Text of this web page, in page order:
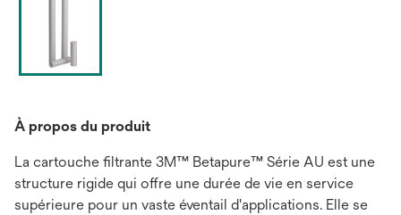
À propos du produit
La cartouche filtrante 3M™ Betapure™ Série AU est une
structure rigide qui offre une durée de vie en service
supérieure pour un vaste éventail d'applications. Elle se